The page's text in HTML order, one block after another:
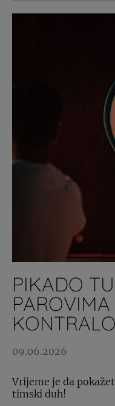
PIKADO
PAROVIMA
09.06.2026
Vrijeme je da
timski duh!